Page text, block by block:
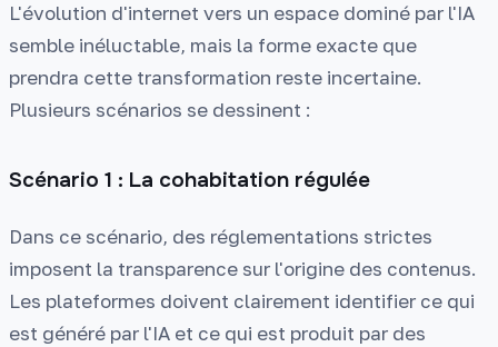
L'évolution d'internet vers un espace dominé par l'IA
semble inéluctable, mais la forme exacte que
prendra cette transformation reste incertaine.
Plusieurs scénarios se dessinent :
Scénario 1 : La cohabitation régulée
Dans ce scénario, des réglementations strictes
imposent la transparence sur l'origine des contenus.
Les plateformes doivent clairement identifier ce qui
est généré par l'IA et ce qui est produit par des